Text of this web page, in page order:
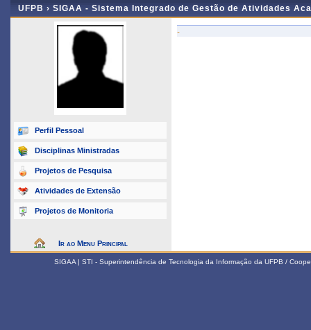
UFPB › SIGAA - Sistema Integrado de Gestão de Atividades
Perfil Pessoal
Disciplinas Ministradas
Projetos de Pesquisa
Atividades de Extensão
Projetos de Monitoria
Ir ao Menu Principal
-
SIGAA | STI - Superintendência de Tecnologia da Informação da UFPB /